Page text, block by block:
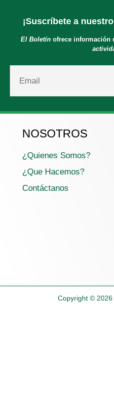
¡Suscríbete a
El Boletínofrece información
NOSOTROS
¿Quienes Somos?
¿Que Hacemos?
Contáctanos
Copyright © 2026